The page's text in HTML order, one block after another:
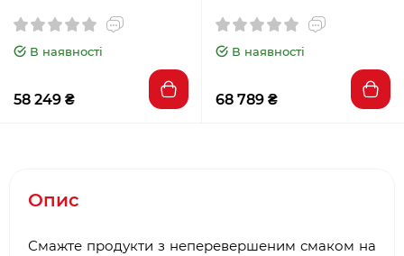
В наявності
58 249 ₴
В наявності
68 789 ₴
Опис
Смажте продукти з неперевершеним смаком на